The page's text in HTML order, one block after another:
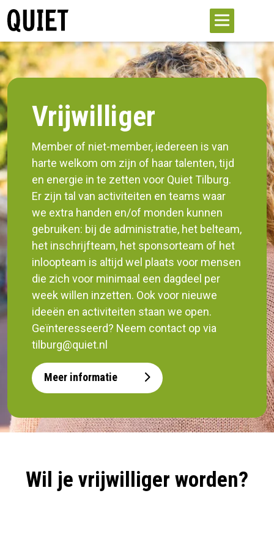
Vrijwilliger
Member of niet-member, iedereen is van
harte welkom om zijn of haar talenten, tijd
en energie in te zetten voor Quiet Tilburg.
Er zijn tal van activiteiten en teams waar
we extra handen en/of monden kunnen
gebruiken: bij de administratie, het belteam,
het inschrijfteam, het sponsorteam of het
inloopteam is altijd wel plaats voor mensen
die zich voor minimaal een dagdeel per
week willen inzetten. Ook voor nieuwe
ideeën en activiteiten staan we open.
Geïnteresseerd? Neem contact op via
tilburg@quiet.nl
Meer informatie
Wil je vrijwilliger worden?